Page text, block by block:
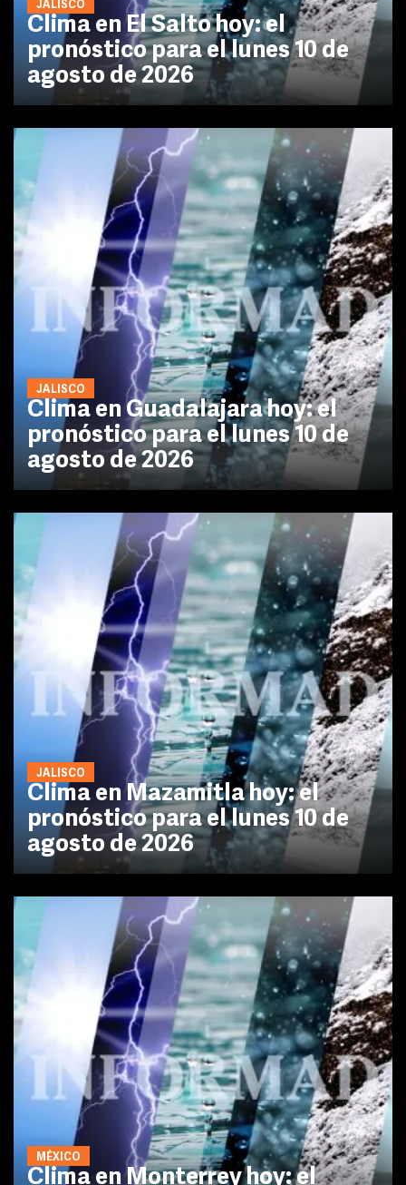
JALISCO
Clima en El Salto hoy: el
pronóstico para el lunes 10 de
agosto de 2026
JALISCO
Clima en Guadalajara hoy: el
pronóstico para el lunes 10 de
agosto de 2026
JALISCO
Clima en Mazamitla hoy: el
pronóstico para el lunes 10 de
agosto de 2026
MÉXICO
Clima en Monterrey hoy: el